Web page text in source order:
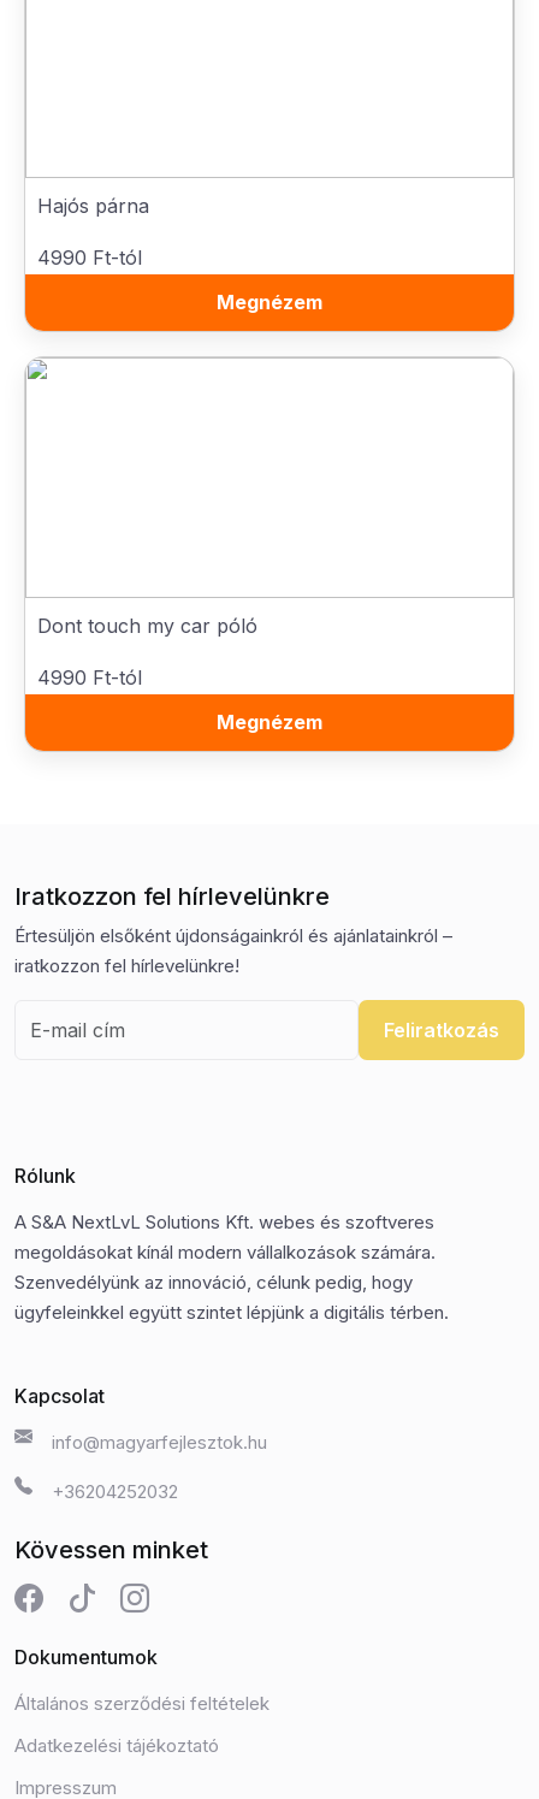
Hajós párna
4990 Ft-tól
Megnézem
Dont touch my car póló
4990 Ft-tól
Megnézem
Iratkozzon fel hírlevelünkre
Értesüljön elsőként újdonságainkról és ajánlatainkról –
iratkozzon fel hírlevelünkre!
Feliratkozás
Rólunk
A S&A NextLvL Solutions Kft. webes és szoftveres
megoldásokat kínál modern vállalkozások számára.
Szenvedélyünk az innováció, célunk pedig, hogy
ügyfeleinkkel együtt szintet lépjünk a digitális térben.
Kapcsolat
info@magyarfejlesztok.hu
+36204252032
Kövessen minket
Dokumentumok
Általános szerződési feltételek
Adatkezelési tájékoztató
Impresszum